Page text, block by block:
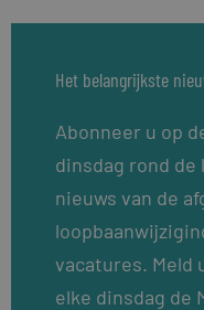
Het belangrijkste
Abonneer u op
dinsdag rond de
nieuws van de
vacatures. Meld
elke dinsdag de